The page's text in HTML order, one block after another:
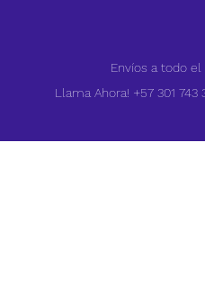
Envíos a todo el
Llama Ahora! +57 301 743